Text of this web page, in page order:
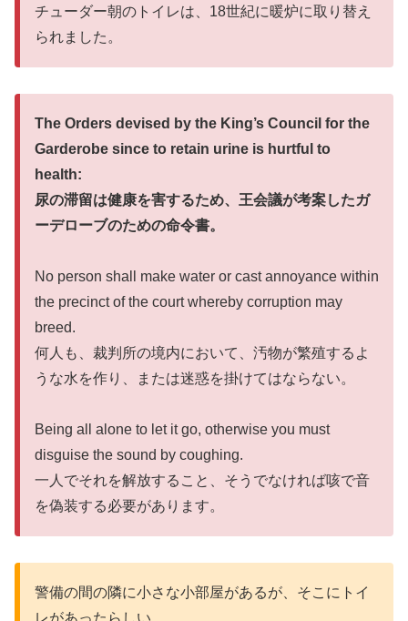
チューダー朝のトイレは、18世紀に暖炉に取り替え
られました。
The Orders devised by the King’s Council for the
Garderobe since to retain urine is hurtful to
health:
尿の滞留は健康を害するため、王会議が考案したガ
ーデローブのための命令書。
No person shall make water or cast annoyance within
the precinct of the court whereby corruption may
breed.
何人も、裁判所の境内において、汚物が繁殖するよ
うな水を作り、または迷惑を掛けてはならない。
Being all alone to let it go, otherwise you must
disguise the sound by coughing.
一人でそれを解放すること、そうでなければ咳で音
を偽装する必要があります。
警備の間の隣に小さな小部屋があるが、そこにトイ
レがあったらしい。